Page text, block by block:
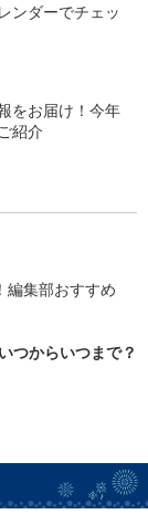
ンダーでチェッ
をお届け！今年
紹介
編集部おすすめ
つからいつまで？